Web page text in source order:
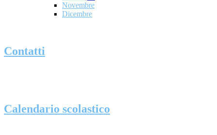
Novembre
Dicembre
Contatti
Calendario scolastico